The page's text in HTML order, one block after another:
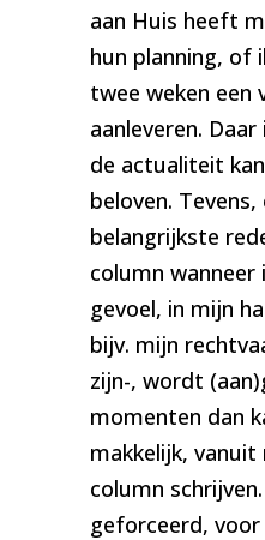
aan Huis heeft
hun planning, of
twee weken een
aanleveren.
de actualiteit
beloven.
belangrijkste
column
gevoel, in mijn
bijv. mijn
zijn-, wordt
momenten dan
makkelijk, vanuit
column
geforceerd,